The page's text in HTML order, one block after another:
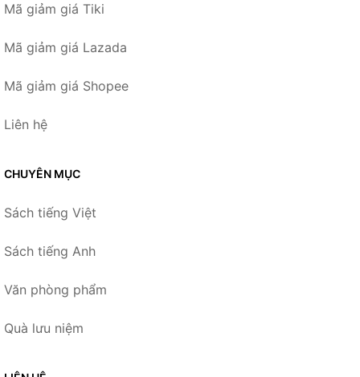
Mã giảm giá Tiki
Mã giảm giá Lazada
Mã giảm giá Shopee
Liên hệ
CHUYÊN MỤC
Sách tiếng Việt
Sách tiếng Anh
Văn phòng phẩm
Quà lưu niệm